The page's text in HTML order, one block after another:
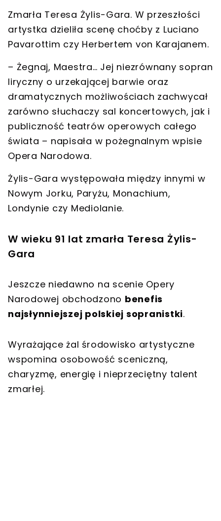
Zmarła Teresa Żylis-Gara. W przeszłości
artystka dzieliła scenę choćby z Luciano
Pavarottim czy Herbertem von Karajanem.
– Żegnaj, Maestra… Jej niezrównany sopran
liryczny o urzekającej barwie oraz
dramatycznych możliwościach zachwycał
zarówno słuchaczy sal koncertowych, jak i
publiczność teatrów operowych całego
świata – napisała w pożegnalnym wpisie
Opera Narodowa.
Żylis-Gara występowała między innymi w
Nowym Jorku, Paryżu, Monachium,
Londynie czy Mediolanie.
W wieku 91 lat zmarła Teresa Żylis-
Gara
Jeszcze niedawno na scenie Opery
Narodowej obchodzono benefis
najsłynniejszej polskiej sopranistki.
Wyrażające żal środowisko artystyczne
wspomina osobowość sceniczną,
charyzmę, energię i nieprzeciętny talent
zmarłej.